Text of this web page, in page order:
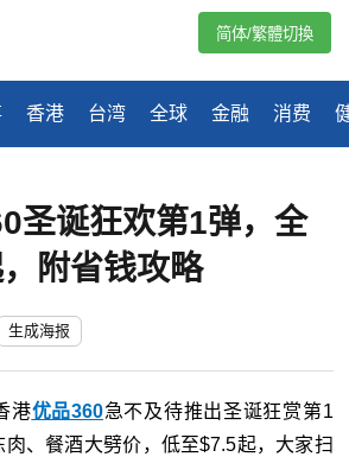
香港 台湾 全球 金融 消费
简体/繁體切換
圣诞狂欢第1弹，全
附省钱攻略
生成海报
港优品360急不及待推出圣诞狂赏第1
、餐酒大劈价，低至$7.5起，大家扫